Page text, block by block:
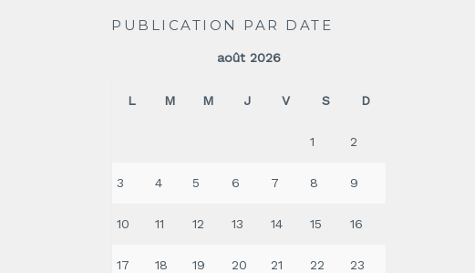
PUBLICATION PAR DATE
août 2026
L M M J V S D
1 2
3 4 5 6 7 8 9
10 11 12 13 14 15 16
17 18 19 20 21 22 23